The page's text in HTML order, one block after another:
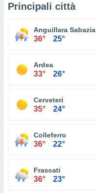
Principali città
Anguillara Sabazia
36° 25°
Ardea
33° 26°
Cerveteri
35° 24°
Colleferro
36° 22°
Frascati
36° 23°